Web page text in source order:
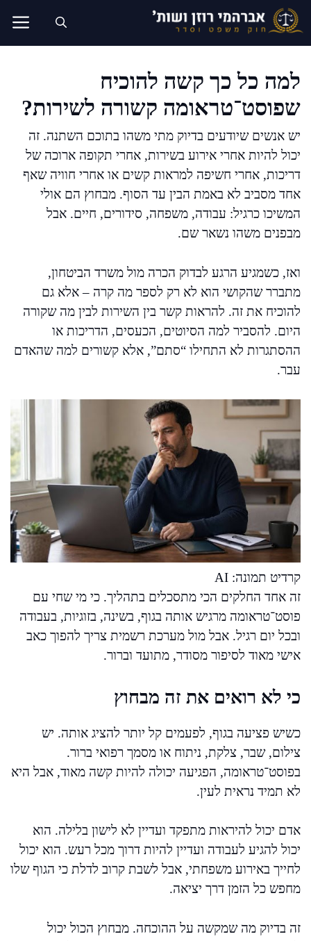
לדלג
לתוכן
למה כל כך קשה להוכיח
שפוסט־טראומה קשורה לשירות?
יש אנשים שיודעים בדיוק מתי משהו בתוכם השתנה. זה
יכול להיות אחרי אירוע בשירות, אחרי תקופה ארוכה של
דריכות, אחרי חשיפה למראות קשים או אחרי חוויה שאף
אחד מסביב לא באמת הבין עד הסוף. מבחוץ הם אולי
המשיכו כרגיל: עבודה, משפחה, סידורים, חיים. אבל
מבפנים משהו נשאר שם.
ואז, כשמגיע הרגע לבדוק הכרה מול משרד הביטחון,
מתברר שהקושי הוא לא רק לספר מה קרה – אלא גם
להוכיח את זה. להראות קשר בין השירות לבין מה שקורה
היום. להסביר למה הסיוטים, הכעסים, הדריכות או
ההסתגרות לא התחילו “סתם”, אלא קשורים למה שהאדם
עבר.
קרדיט תמונה: AI
זה אחד החלקים הכי מתסכלים בתהליך. כי מי שחי עם
פוסט־טראומה מרגיש אותה בגוף, בשינה, בזוגיות, בעבודה
ובכל יום רגיל. אבל מול מערכת רשמית צריך להפוך כאב
אישי מאוד לסיפור מסודר, מתועד וברור.
כי לא רואים את זה מבחוץ
כשיש פציעה בגוף, לפעמים קל יותר להציג אותה. יש
צילום, שבר, צלקת, ניתוח או מסמך רפואי ברור.
בפוסט־טראומה, הפגיעה יכולה להיות קשה מאוד, אבל היא
לא תמיד נראית לעין.
אדם יכול להיראות מתפקד ועדיין לא לישון בלילה. הוא
יכול להגיע לעבודה ועדיין להיות דרוך מכל רעש. הוא יכול
לחייך באירוע משפחתי, אבל לשבת קרוב לדלת כי הגוף שלו
מחפש כל הזמן דרך יציאה.
זה בדיוק מה שמקשה על ההוכחה. מבחוץ הכול יכול